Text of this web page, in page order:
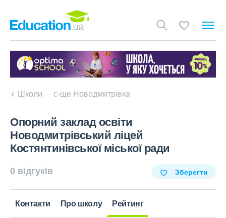
Школи с-ще Новодмитрівка
Опорний заклад освіти
Новодмитрівський ліцей
Костянтинівської міської ради
0 відгуків Зберегти
Контакти Про школу Рейтинг